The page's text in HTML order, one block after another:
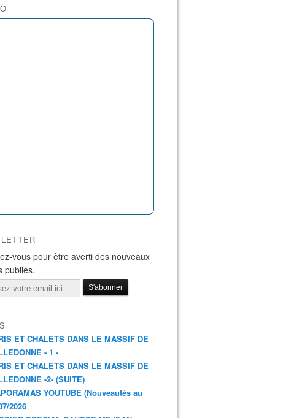
vous pour être averti des nouveaux
publiés.
ET CHALETS DANS LE MASSIF DE
- 1 -
ET CHALETS DANS LE MASSIF DE
-2- (SUITE)
YOUTUBE (Nouveautés au
2026